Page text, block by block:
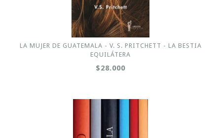
LA MUJER DE GUATEMALA - V. S. PRITCHETT - LA BESTIA
EQUILÁTERA
$28.000